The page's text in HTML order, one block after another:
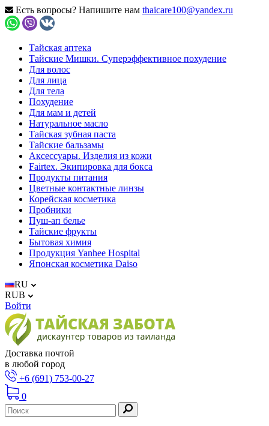
Есть вопросы? Напишите нам thaicare100@yandex.ru
Тайская аптека
Тайские Мишки. Суперэффективное похудение
Для волос
Для лица
Для тела
Похудение
Для мам и детей
Натуральное масло
Тайская зубная паста
Тайские бальзамы
Аксессуары. Изделия из кожи
Fairtex. Экипировка для бокса
Продукты питания
Цветные контактные линзы
Корейская косметика
Пробники
Пуш-ап белье
Тайские фрукты
Бытовая химия
Продукция Yanhee Hospital
Японская косметика Daiso
RU
RUB
Войти
Доставка почтой
в любой город
+6 (691) 753-00-27
0